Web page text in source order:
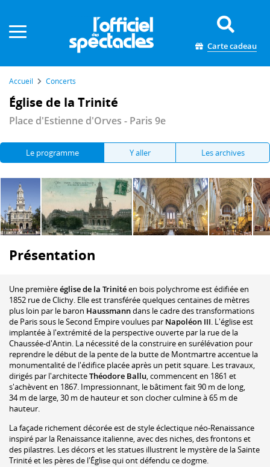
Carte cadeau
Accueil Concerts
Église de la Trinité
Place d'Estienne d'Orves - Paris 9e
Le programme Y aller Les archives
Présentation
Une premièreéglise de la Trinitéen bois polychrome est édifiée en
1852 rue de Clichy. Elle est transférée quelques centaines de mètres
plus loin par le baron Haussmanndans le cadre des transformations
de Paris sous le Second Empire voulues par Napoléon III. L'église est
implantée à l'extrémité de la perspective ouverte par la rue de la
Chaussée-d'Antin. La nécessité de la construire en surélévation pour
reprendre le début de la pente de la butte de Montmartre accentue la
monumentalité de l'édifice placée après un petit square. Les travaux,
dirigés par l'architecteThéodore Ballu, commencent en 1861 et
s'achèvent en 1867. Impressionnant, le bâtiment fait 90 m de long,
34 m de large, 30 m de hauteur et son clocher culmine à 65 m de
hauteur.
La façade richement décorée est de style éclectique néo-Renaissance
inspiré par la Renaissance italienne, avec des niches, des frontons et
des pilastres. Les décors et les statues illustrent le mystère de la Sainte
Trinité et les pères de l'Église qui ont défendu ce dogme.